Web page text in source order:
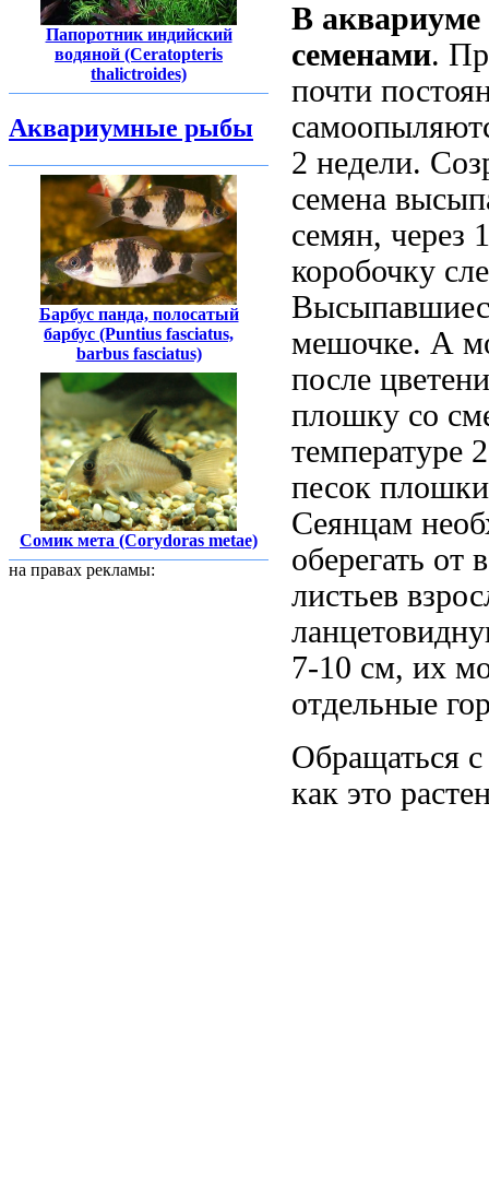
Папоротник индийский
водяной (Ceratopteris
thalictroides)
Аквариумные рыбы
Барбус панда, полосатый
барбус (Puntius fasciatus,
barbus fasciatus)
Сомик мета (Corydoras metae)
на правах рекламы:
В аквариуме
семенами.
почти
2 недели.
семена
семян, через
коробочку
мешочке. А
после
плошку со
температуре
песок
Сеянцам
оберегать от
листьев
7-10 см, их
отдельные
Обращаться
как это